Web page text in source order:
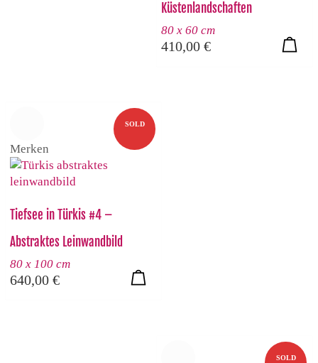
Küstenlandschaften
80 x 60 cm
410,00 €
SOLD
Merken
Tiefsee in Türkis #4 –
Abstraktes Leinwandbild
80 x 100 cm
640,00 €
SOLD